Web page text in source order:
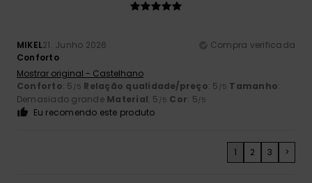
MIKEL21. Junho 2026
Compra verificada
Conforto
Mostrar original - Castelhano
Conforto: 5 /5 Relação qualidade/preço: 5 /5 Tamanho:
Demasiado grande Material: 5 /5 Cor: 5/5
Eu recomendo este produto
1 2 3 >